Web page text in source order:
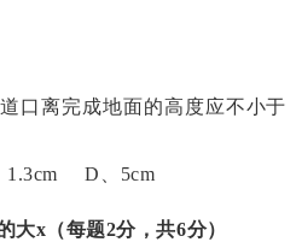
口离完成地面的高度应不小于
D、5cm
大x（每题2分，共6分）